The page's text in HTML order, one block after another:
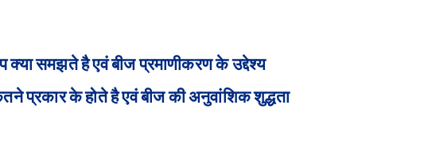
समझते है एवं बीज प्रमाणीकरण के उद्देश्य
प्रकार के होते है एवं बीज की अनुवांशिक शुद्धता